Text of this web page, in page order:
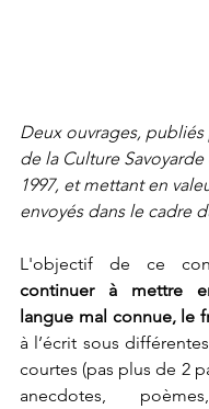
Deux ouvrages,
de la Culture Savoyarde
1997, et mettant en
envoyés dans le cadre
continuer à mettre
langue mal connue, le
à l’écrit sous
courtes (pas plus de 2
anecdotes,